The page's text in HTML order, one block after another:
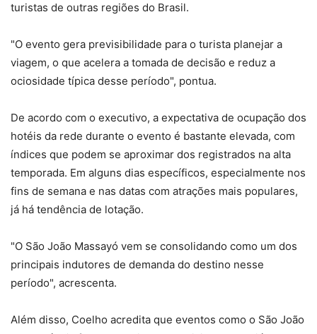
turistas de outras regiões do Brasil.
"O evento gera previsibilidade para o turista planejar a
viagem, o que acelera a tomada de decisão e reduz a
ociosidade típica desse período", pontua.
De acordo com o executivo, a expectativa de ocupação dos
hotéis da rede durante o evento é bastante elevada, com
índices que podem se aproximar dos registrados na alta
temporada. Em alguns dias específicos, especialmente nos
fins de semana e nas datas com atrações mais populares,
já há tendência de lotação.
"O São João Massayó vem se consolidando como um dos
principais indutores de demanda do destino nesse
período", acrescenta.
Além disso, Coelho acredita que eventos como o São João